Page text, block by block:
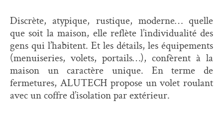
Discrète, atypique, rustique, moderne… quelle
que soit la maison, elle reflète l’individualité des
gens qui l’habitent. Et les détails, les équipements
(menuiseries, volets, portails…), confèrent à la
maison un caractère unique. En terme de
fermetures, ALUTECH propose un volet roulant
avec un coffre d’isolation par extérieur.